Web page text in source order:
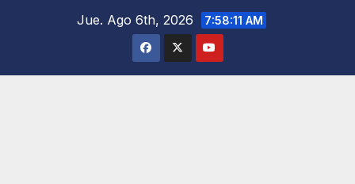
Jue. Ago 6th, 2026 7:58:12 AM